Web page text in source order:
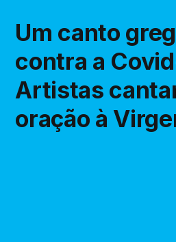
Um canto
contra a
Artistas
oração à